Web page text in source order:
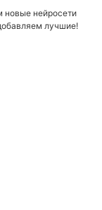
новые нейросети
лучшие!